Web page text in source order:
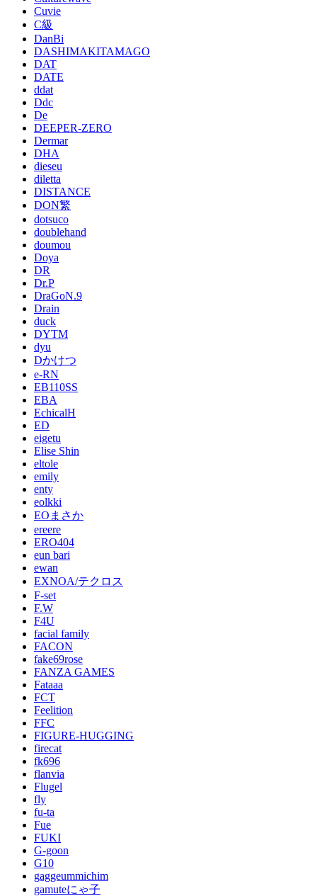
Cuvie
C級
DanBi
DASHIMAKITAMAGO
DAT
DATE
ddat
Ddc
De
DEEPER-ZERO
Dermar
DHA
dieseu
diletta
DISTANCE
DON繁
dotsuco
doublehand
doumou
Doya
DR
Dr.P
DraGoN.9
Drain
duck
DYTM
dyu
Dかけつ
e-RN
EB110SS
EBA
EchicalH
ED
eigetu
Elise Shin
eltole
emily
enty
eolkki
EOまさか
ereere
ERO404
eun bari
ewan
EXNOA/テクロス
F-set
F.W
F4U
facial family
FACON
fake69rose
FANZA GAMES
Fataaa
FCT
Feelition
FFC
FIGURE-HUGGING
firecat
fk696
flanvia
Flugel
fly
fu-ta
Fue
FUKI
G-goon
G10
gaggeummichim
gamuteにゃ子